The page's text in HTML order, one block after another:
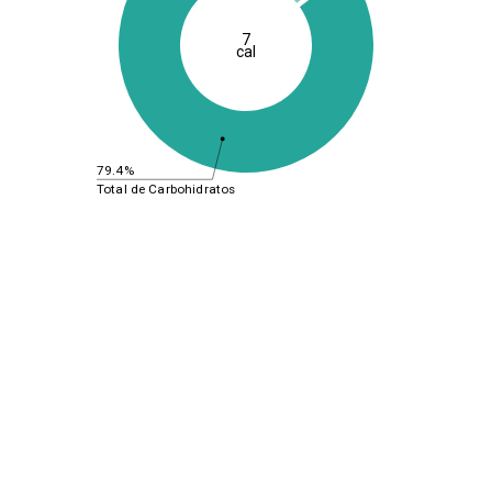
79.4%
Total de Carbohidratos
7
cal